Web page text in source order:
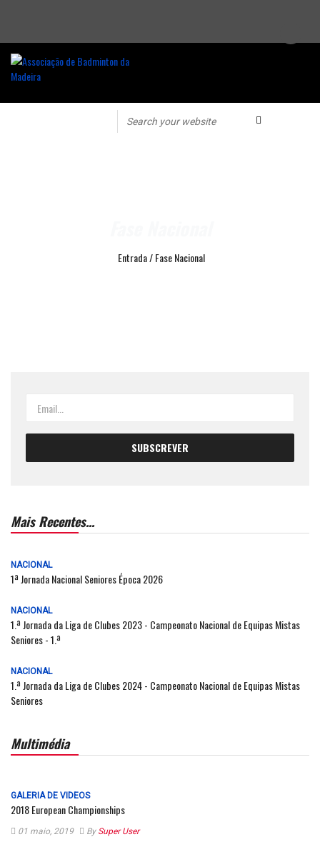
Entrada/ Fase Nacional
Mais Recentes...
NACIONAL
1ª Jornada Nacional Seniores Época 2026
NACIONAL
1.ª Jornada da Liga de Clubes 2023 - Campeonato Nacional de Equipas Mistas
Seniores - 1.ª
NACIONAL
1.ª Jornada da Liga de Clubes 2024 - Campeonato Nacional de Equipas Mistas
Seniores
Multimédia
GALERIA DE VIDEOS
2018 European Championships
01 maio, 2019 By Super User